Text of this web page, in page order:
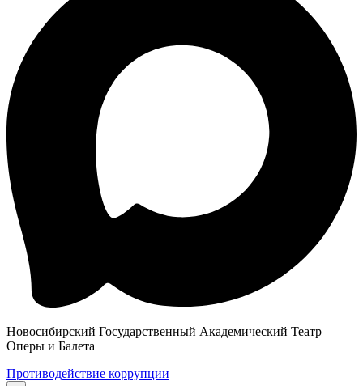
Новосибирский Государственный Академический Театр
Оперы и Балета
Противодействие коррупции